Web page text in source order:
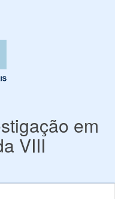
em
VIII